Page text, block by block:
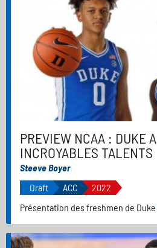
PREVIEW NCAA : DUKE
INCROYABLES TALENTS
Steeve Boyer
Draft
ACC
2022
Présentation des freshmen de Duke